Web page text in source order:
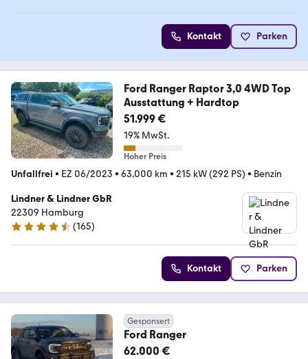
Kontakt Parken
Ford Ranger Raptor 3,0 4WD Top
Ausstattung + Hardtop
51.999 €
19% MwSt.
Hoher Preis
Unfallfrei • EZ 06/2023 • 63.000 km • 215 kW (292 PS) • Benzin
Lindner & Lindner GbR
22309 Hamburg
4.7 Sterne
(165)
Kontakt Parken
Gesponsert
Ford Ranger
62.000 €